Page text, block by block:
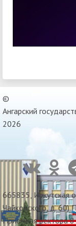
©
Ангарский
2026
665835, Иркутская
Чайковского, д.
Приемная ректора